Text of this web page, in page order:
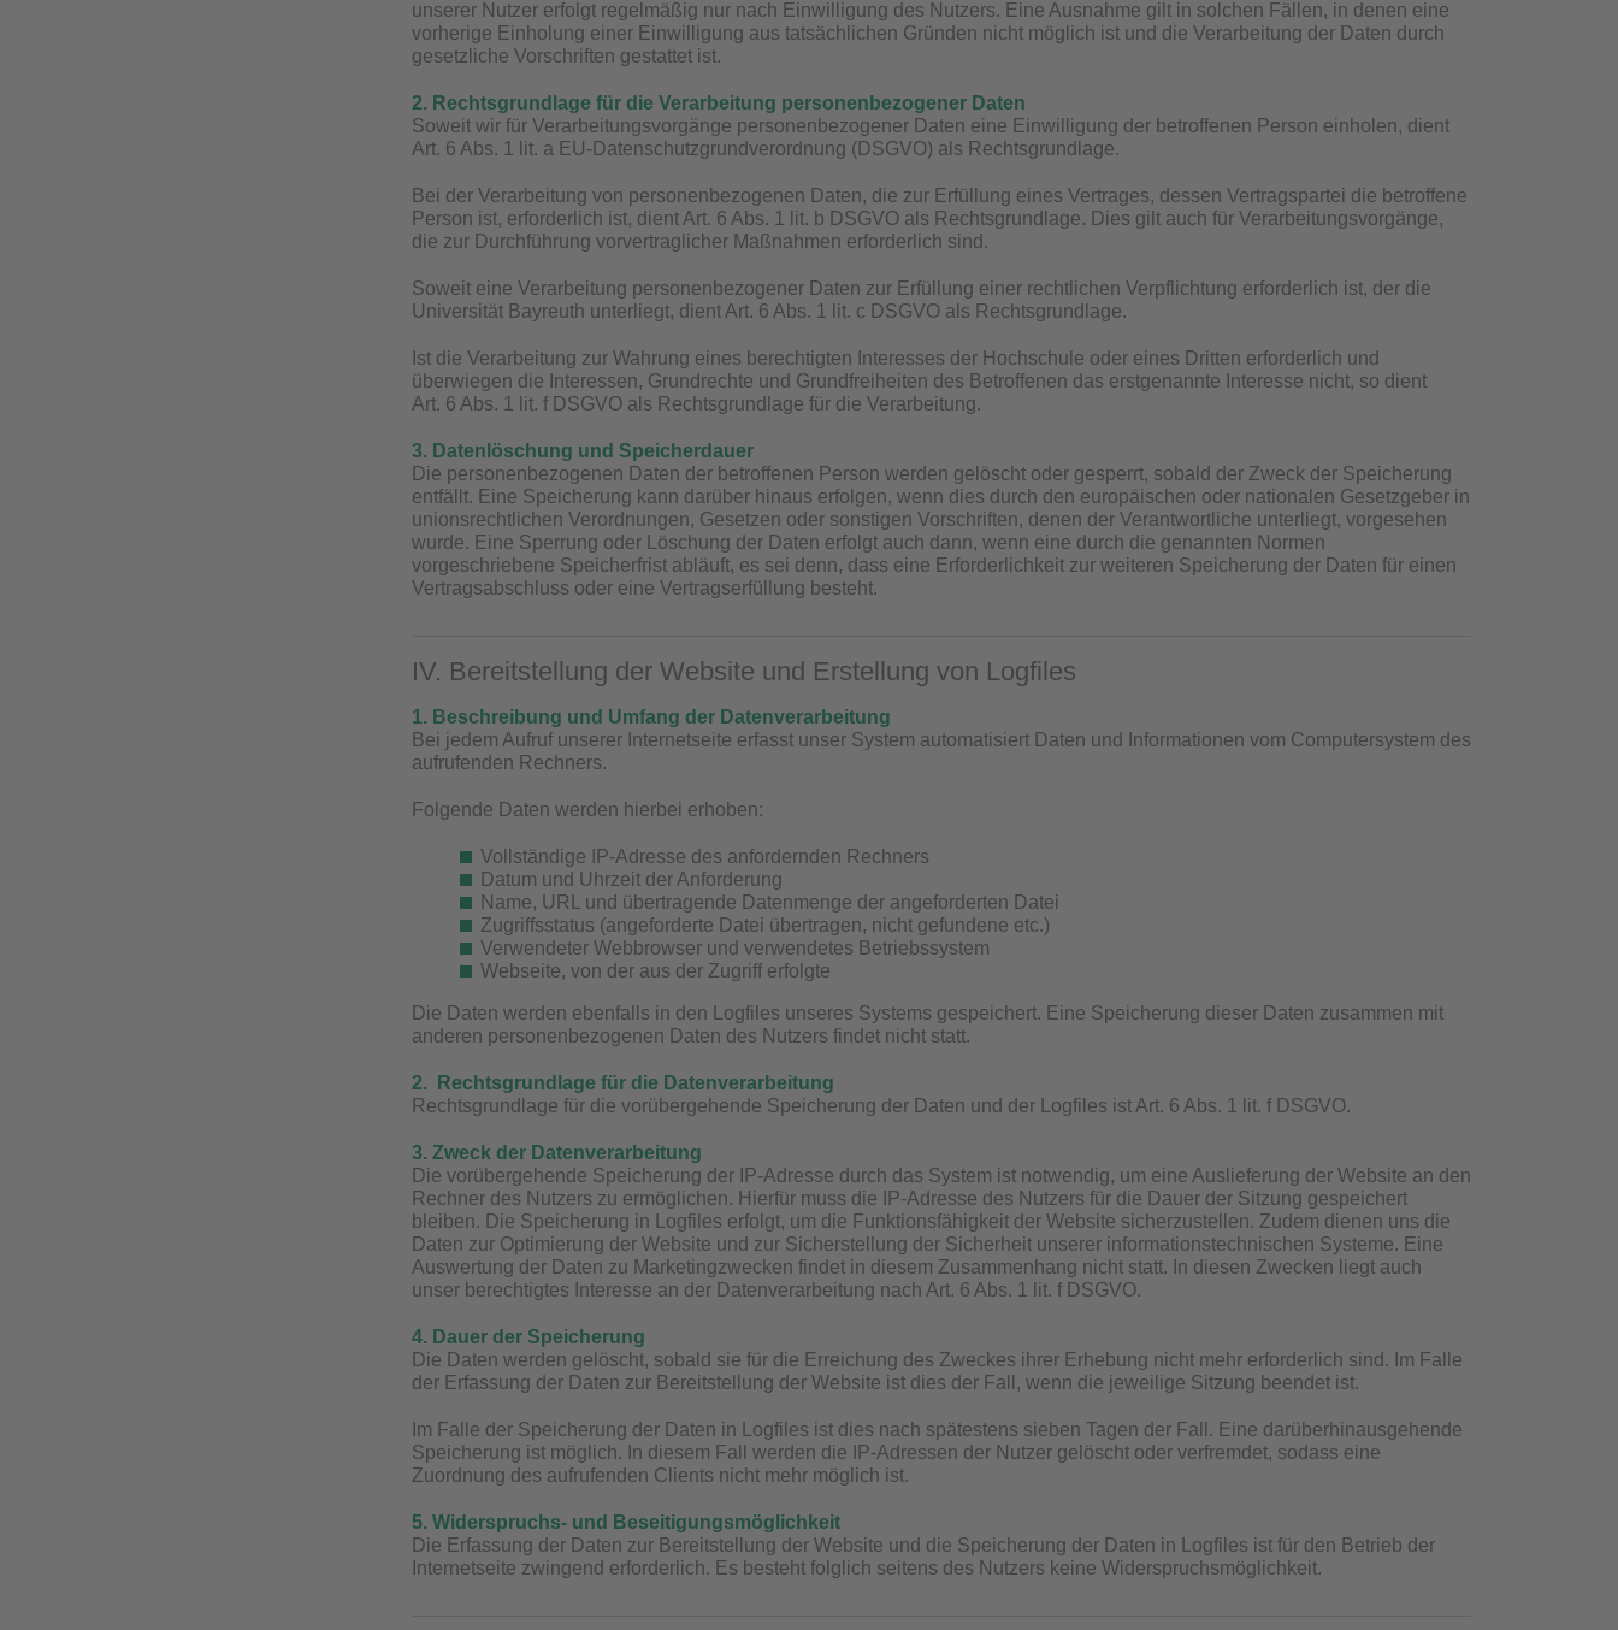
unserer Nutzer erfolgt regelmäßig nur nach Einwilligung des Nutzers. Eine Ausnahme gilt in solchen Fällen, in denen eine
vorherige Einholung einer Einwilligung aus tatsächlichen Gründen nicht möglich ist und die Verarbeitung der Daten durch
gesetzliche Vorschriften gestattet ist.
2. Rechtsgrundlage für die Verarbeitung personenbezogener Daten
Soweit wir für Verarbeitungsvorgänge personenbezogener Daten eine Einwilligung der betroffenen Person einholen, dient
Art. 6 Abs. 1 lit. a EU-Datenschutzgrundverordnung (DSGVO) als Rechtsgrundlage.
Bei der Verarbeitung von personenbezogenen Daten, die zur Erfüllung eines Vertrages, dessen Vertragspartei die betroffene
Person ist, erforderlich ist, dient Art. 6 Abs. 1 lit. b DSGVO als Rechtsgrundlage. Dies gilt auch für Verarbeitungsvorgänge,
die zur Durchführung vorvertraglicher Maßnahmen erforderlich sind.
Soweit eine Verarbeitung personenbezogener Daten zur Erfüllung einer rechtlichen Verpflichtung erforderlich ist, der die
Universität Bayreuth unterliegt, dient Art. 6 Abs. 1 lit. c DSGVO als Rechtsgrundlage.
Ist die Verarbeitung zur Wahrung eines berechtigten Interesses der Hochschule oder eines Dritten erforderlich und
überwiegen die Interessen, Grundrechte und Grundfreiheiten des Betroffenen das erstgenannte Interesse nicht, so dient
Art. 6 Abs. 1 lit. f DSGVO als Rechtsgrundlage für die Verarbeitung.
3. Datenlöschung und Speicherdauer
Die personenbezogenen Daten der betroffenen Person werden gelöscht oder gesperrt, sobald der Zweck der Speicherung
entfällt. Eine Speicherung kann darüber hinaus erfolgen, wenn dies durch den europäischen oder nationalen Gesetzgeber in
unionsrechtlichen Verordnungen, Gesetzen oder sonstigen Vorschriften, denen der Verantwortliche unterliegt, vorgesehen
wurde. Eine Sperrung oder Löschung der Daten erfolgt auch dann, wenn eine durch die genannten Normen
vorgeschriebene Speicherfrist abläuft, es sei denn, dass eine Erforderlichkeit zur weiteren Speicherung der Daten für einen
Vertragsabschluss oder eine Vertragserfüllung besteht.
IV. Bereitstellung der Website und Erstellung von Logfiles
1. Beschreibung und Umfang der Datenverarbeitung
Bei jedem Aufruf unserer Internetseite erfasst unser System automatisiert Daten und Informationen vom Computersystem des
aufrufenden Rechners.
Folgende Daten werden hierbei erhoben:
Vollständige IP-Adresse des anfordernden Rechners
Datum und Uhrzeit der Anforderung
Name, URL und übertragende Datenmenge der angeforderten Datei
Zugriffsstatus (angeforderte Datei übertragen, nicht gefundene etc.)
Verwendeter Webbrowser und verwendetes Betriebssystem
Webseite, von der aus der Zugriff erfolgte
Die Daten werden ebenfalls in den Logfiles unseres Systems gespeichert. Eine Speicherung dieser Daten zusammen mit
anderen personenbezogenen Daten des Nutzers findet nicht statt.
2. Rechtsgrundlage für die Datenverarbeitung
Rechtsgrundlage für die vorübergehende Speicherung der Daten und der Logfiles ist Art. 6 Abs. 1 lit. f DSGVO.
3. Zweck der Datenverarbeitung
Die vorübergehende Speicherung der IP-Adresse durch das System ist notwendig, um eine Auslieferung der Website an den
Rechner des Nutzers zu ermöglichen. Hierfür muss die IP-Adresse des Nutzers für die Dauer der Sitzung gespeichert
bleiben. Die Speicherung in Logfiles erfolgt, um die Funktionsfähigkeit der Website sicherzustellen. Zudem dienen uns die
Daten zur Optimierung der Website und zur Sicherstellung der Sicherheit unserer informationstechnischen Systeme. Eine
Auswertung der Daten zu Marketingzwecken findet in diesem Zusammenhang nicht statt. In diesen Zwecken liegt auch
unser berechtigtes Interesse an der Datenverarbeitung nach Art. 6 Abs. 1 lit. f DSGVO.
4. Dauer der Speicherung
Die Daten werden gelöscht, sobald sie für die Erreichung des Zweckes ihrer Erhebung nicht mehr erforderlich sind. Im Falle
der Erfassung der Daten zur Bereitstellung der Website ist dies der Fall, wenn die jeweilige Sitzung beendet ist.
Im Falle der Speicherung der Daten in Logfiles ist dies nach spätestens sieben Tagen der Fall. Eine darüberhinausgehende
Speicherung ist möglich. In diesem Fall werden die IP-Adressen der Nutzer gelöscht oder verfremdet, sodass eine
Zuordnung des aufrufenden Clients nicht mehr möglich ist.
5. Widerspruchs- und Beseitigungsmöglichkeit
Die Erfassung der Daten zur Bereitstellung der Website und die Speicherung der Daten in Logfiles ist für den Betrieb der
Internetseite zwingend erforderlich. Es besteht folglich seitens des Nutzers keine Widerspruchsmöglichkeit.